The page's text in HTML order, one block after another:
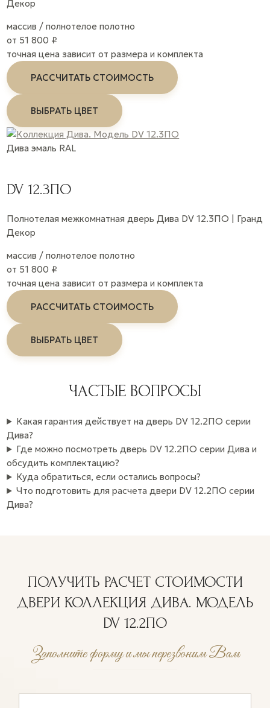
Декор
массив / полнотелое полотно
от 51 800 ₽
точная цена зависит от размера и комплекта
РАССЧИТАТЬ СТОИМОСТЬ
ВЫБРАТЬ ЦВЕТ
Дива эмаль RAL
DV 12.3ПО
Полнотелая межкомнатная дверь Дива DV 12.3ПО | Гранд
Декор
массив / полнотелое полотно
от 51 800 ₽
точная цена зависит от размера и комплекта
РАССЧИТАТЬ СТОИМОСТЬ
ВЫБРАТЬ ЦВЕТ
ЧАСТЫЕ ВОПРОСЫ
Какая гарантия действует на дверь DV 12.2ПО серии
Дива?
Где можно посмотреть дверь DV 12.2ПО серии Дива и
обсудить комплектацию?
Куда обратиться, если остались вопросы?
Что подготовить для расчета двери DV 12.2ПО серии
Дива?
ПОЛУЧИТЬ РАСЧЕТ СТОИМОСТИ
ДВЕРИ КОЛЛЕКЦИЯ ДИВА. МОДЕЛЬ
DV 12.2ПО
Заполните форму и мы перезвоним Вам